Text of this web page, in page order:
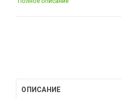
ОПИСАНИЕ